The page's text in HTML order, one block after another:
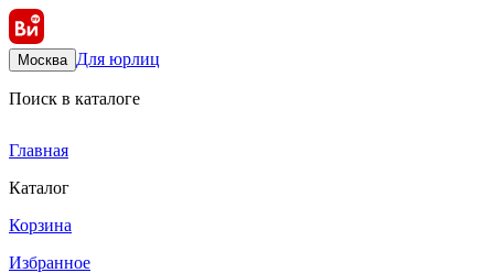
Москва Для юрлиц
Поиск в каталоге
Главная
Каталог
Корзина
Избранное